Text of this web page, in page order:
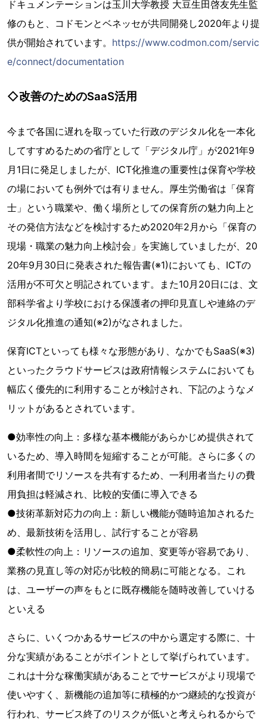
ドキュメンテーションは玉川大学教授 大豆生田啓友先生監
修のもと、コドモンとベネッセが共同開発し2020年より提
供が開始されています。 https://www.codmon.com/servic
e/connect/documentation
◇改善のためのSaaS活用
今まで各国に遅れを取っていた行政のデジタル化を一本化
してすすめるための省庁として「デジタル庁」が2021年9
月1日に発足しましたが、ICT化推進の重要性は保育や学校
の場においても例外では有りません。厚生労働省は「保育
士」という職業や、働く場所としての保育所の魅力向上と
その発信方法などを検討するため2020年2月から「保育の
現場・職業の魅力向上検討会」を実施していましたが、20
20年9月30日に発表された報告書(※1)においても、ICTの
活用が不可欠と明記されています。また10月20日には、文
部科学省より学校における保護者の押印見直しや連絡のデ
ジタル化推進の通知(※2)がなされました。
保育ICTといっても様々な形態があり、なかでもSaaS(※3)
といったクラウドサービスは政府情報システムにおいても
幅広く優先的に利用することが検討され、下記のようなメ
リットがあるとされています。
●効率性の向上：多様な基本機能があらかじめ提供されて
いるため、導入時間を短縮することが可能。さらに多くの
利用者間でリソースを共有するため、一利用者当たりの費
用負担は軽減され、比較的安価に導入できる
●技術革新対応力の向上：新しい機能が随時追加されるた
め、最新技術を活用し、試行することが容易
●柔軟性の向上：リソースの追加、変更等が容易であり、
業務の見直し等の対応が比較的簡易に可能となる。これ
は、ユーザーの声をもとに既存機能を随時改善していける
といえる
さらに、いくつかあるサービスの中から選定する際に、十
分な実績があることがポイントとして挙げられています。
これは十分な稼働実績があることでサービスがより現場で
使いやすく、新機能の追加等に積極的かつ継続的な投資が
行われ、サービス終了のリスクが低いと考えられるからで